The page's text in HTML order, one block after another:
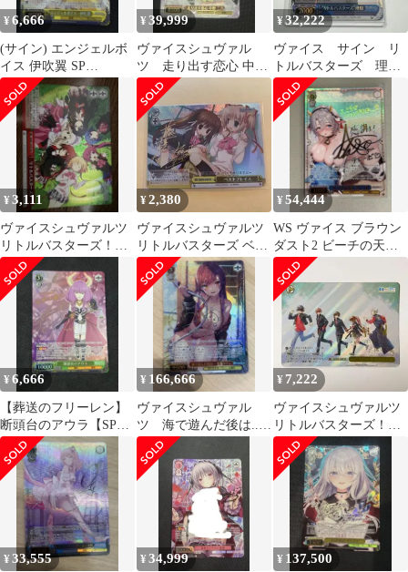
¥6,666
(サイン) エンジェルボ
イス 伊吹翼 SP
[IMS/S61-017SP]
¥39,999
ヴァイスシュヴァル
ツ 走り出す恋心 中野
二乃 SSP サイン
¥32,222
ヴァイス サイン リ
トルバスターズ 理
樹 WS SP リトバス
¥3,111
ヴァイスシュヴァルツ
リトルバスターズ！
RRR
¥2,380
ヴァイスシュヴァルツ
リトルバスターズ ベス
トプレイス サイン カ
ード
¥54,444
WS ヴァイス ブラウン
ダスト2 ビーチの天使
テレーゼ SSP
¥6,666
【葬送のフリーレン】
断頭台のアウラ【SP】
ヴァイスシュヴァルツ
サイン入り
¥ 166,666
ヴァイスシュヴァル
ツ 海で遊んだ後は...
宝鐘マリン SSP
¥ 7,222
ヴァイスシュヴァルツ
リトルバスターズ！
SSP サイン Key 25th
¥33,555 ¥34,999 ¥ 137,500